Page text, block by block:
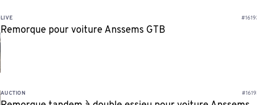
LIVE
Remorque pour voiture Anssems GTB
AUCTION